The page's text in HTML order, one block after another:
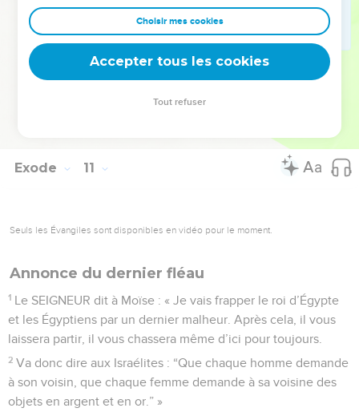
tu mourras ! »
Moïse répond : « En effet, comme tu le dis, je ne me
présenterai plus devant toi. »
© Société biblique française – Bibli’O, 2000, avec autorisation. Pour vous procurer
Exode 11
Seuls les Évangiles sont disponibles en vidéo pour le moment.
Annonce du dernier fléau
1 Le SEIGNEUR dit à Moïse : « Je vais frapper le roi d’Égypte
et les Égyptiens par un dernier malheur. Après cela, il vous
laissera partir, il vous chassera même d’ici pour toujours.
2 Va donc dire aux Israélites : “Que chaque homme demande
à son voisin, que chaque femme demande à sa voisine des
objets en argent et en or.” »
Choisir mes cookies
Accepter tous les cookies
Tout refuser